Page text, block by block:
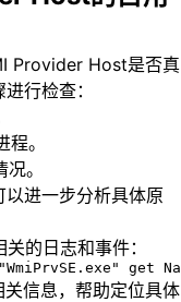
Provider Host是否真
行检查：
。
。
进一步分析具体原
的日志和事件：
get
信息，帮助定位具体